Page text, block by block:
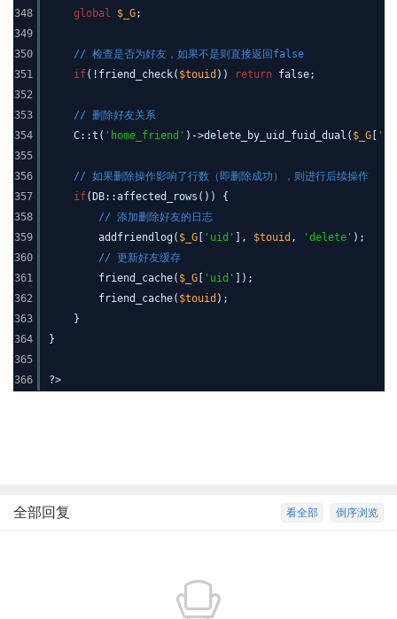
348
349
350
351
352
353
354
355
356
357
358
359
360
361
362
363
364
365
366
global
$_G;
// 检查是否为好友，如果不是则直接返回false
if(!friend_check( $touid )) return false;
// 删除好友关系
C::t( 'home_friend' )->delete_by_uid_fuid_dual( $_G
// 如果删除操作影响了行数（即删除成功），则进行后续操作
if(DB::affected_rows()) {
// 添加删除好友的日志
addfriendlog( $_G 'uid' ], $touid , 'delete' );
// 更新好友缓存
friend_cache( $_G 'uid'
]);
friend_cache( $touid );
}
}
?>
倒序浏览
看全部
全部回复